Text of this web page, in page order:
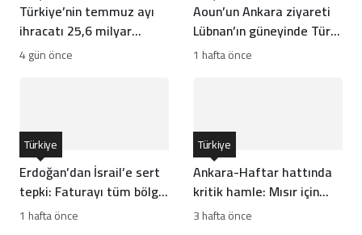
Türkiye’nin temmuz ayı
ihracatı 25,6 milyar
dolarla rekor kırdı
4 gün önce
Aoun’un Ankara ziyareti
Lübnan’ın güneyinde Türk
gücünün önünü açar mı?
1 hafta önce
Erdoğan’dan İsrail’e sert
tepki: Faturayı tüm bölge
ödüyor
Türkiye
1 hafta önce
Ankara-Haftar hattında
kritik hamle: Mısır için
risk mi?
Türkiye
3 hafta önce